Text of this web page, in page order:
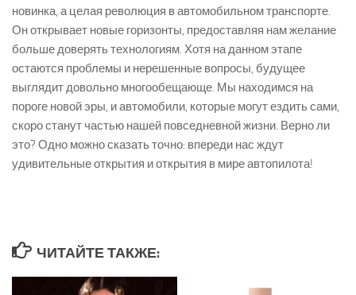
новинка, а целая революция в автомобильном транспорте.
Он открывает новые горизонты, предоставляя нам желание
больше доверять технологиям. Хотя на данном этапе
остаются проблемы и нерешенные вопросы, будущее
выглядит довольно многообещающе. Мы находимся на
пороге новой эры, и автомобили, которые могут ездить сами,
скоро станут частью нашей повседневной жизни. Верно ли
это? Одно можно сказать точно: впереди нас ждут
удивительные открытия и открытия в мире автопилота!
ЧИТАЙТЕ ТАКЖЕ: